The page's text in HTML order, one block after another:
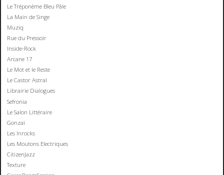
Le Tréponème Bleu Pâle
La Main de Singe
Muziq
Rue du Pressoir
Inside-Rock
Arcane 17
Le Mot et le Reste
Le Castor Astral
Librairie Dialogues
Sefronia
Le Salon Littéraire
Gonzaï
Les Inrocks
Les Moutons Electriques
CitizenJazz
Texture